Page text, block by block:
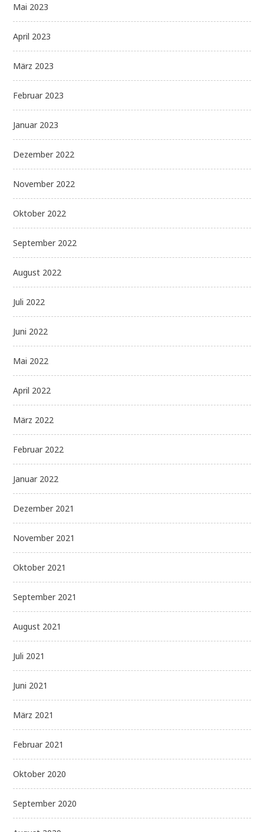
Mai 2023
April 2023
März 2023
Februar 2023
Januar 2023
Dezember 2022
November 2022
Oktober 2022
September 2022
August 2022
Juli 2022
Juni 2022
Mai 2022
April 2022
März 2022
Februar 2022
Januar 2022
Dezember 2021
November 2021
Oktober 2021
September 2021
August 2021
Juli 2021
Juni 2021
März 2021
Februar 2021
Oktober 2020
September 2020